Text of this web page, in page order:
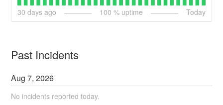
30 days ago 100 % uptime Today
Past Incidents
Aug7,2026
No incidents reported today.